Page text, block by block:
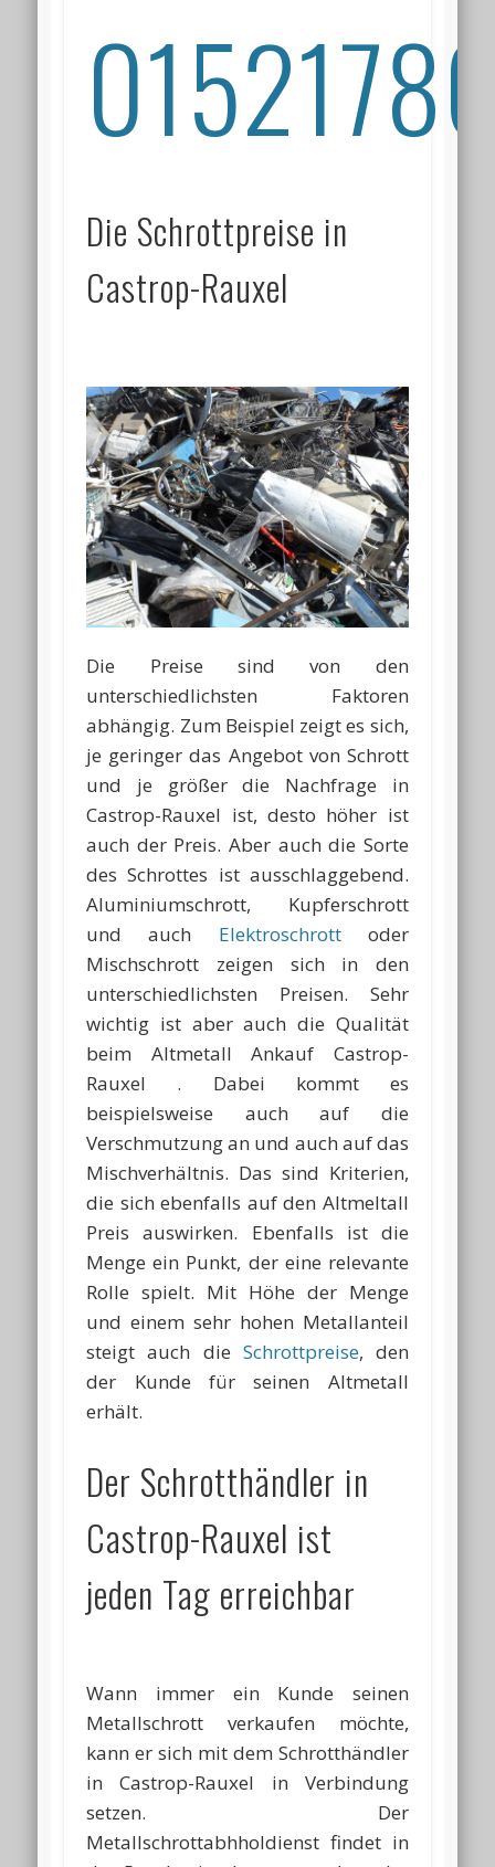
Die Schrottpreise in
Castrop-Rauxel
Die Preise sind von den
unterschiedlichsten Faktoren
abhängig. Zum Beispiel zeigt es sich,
je geringer das Angebot von Schrott
und je größer die Nachfrage in
Castrop-Rauxel ist, desto höher ist
auch der Preis. Aber auch die Sorte
des Schrottes ist ausschlaggebend.
Aluminiumschrott, Kupferschrott
und auch Elektroschrottoder
Mischschrott zeigen sich in den
unterschiedlichsten Preisen. Sehr
wichtig ist aber auch die Qualität
beim Altmetall Ankauf Castrop-
Rauxel . Dabei kommt es
beispielsweise auch auf die
Verschmutzung an und auch auf das
Mischverhältnis. Das sind Kriterien,
die sich ebenfalls auf den Altmeltall
Preis auswirken. Ebenfalls ist die
Menge ein Punkt, der eine relevante
Rolle spielt. Mit Höhe der Menge
und einem sehr hohen Metallanteil
steigt auch die Schrottpreise, den
der Kunde für seinen Altmetall
erhält.
Der Schrotthändler in
Castrop-Rauxel ist
jeden Tag erreichbar
Wann immer ein Kunde seinen
Metallschrott verkaufen möchte,
kann er sich mit dem Schrotthändler
in Castrop-Rauxel in Verbindung
setzen. Der
Metallschrottabhholdienst findet in